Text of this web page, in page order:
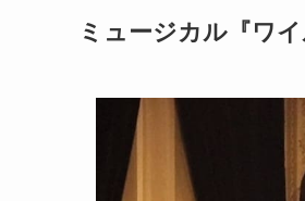
ミュージカル『ワ